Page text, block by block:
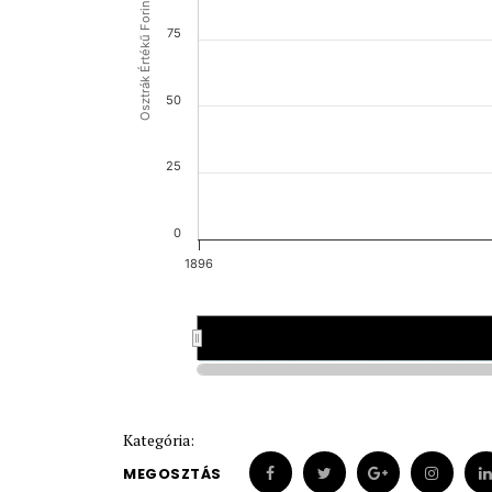
Osztrák Értékű Forint (OEF)
1896
0
25
50
75
Kategória:
MEGOSZTÁS